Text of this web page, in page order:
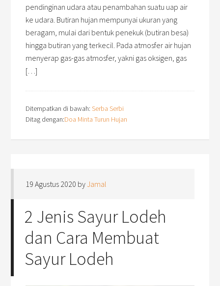
pendinginan udara atau penambahan suatu uap air
ke udara. Butiran hujan mempunyai ukuran yang
beragam, mulai dari bentuk penekuk (butiran besa)
hingga butiran yang terkecil. Pada atmosfer air hujan
menyerap gas-gas atmosfer, yakni gas oksigen, gas
[…]
Ditempatkan di bawah:Serba Serbi
Ditag dengan:Doa Minta Turun Hujan
19 Agustus 2020 byJamal
2 Jenis Sayur Lodeh
dan Cara Membuat
Sayur Lodeh